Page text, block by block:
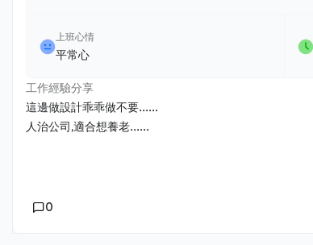
上班心情
平常心
工作經驗分享
這邊做設計乖乖做不要......
人治公司,適合想養老......
0